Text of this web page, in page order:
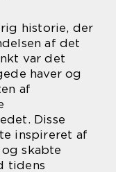
historie, der
af det
var det
haver og
af
Disse
inspireret af
skabte
tidens